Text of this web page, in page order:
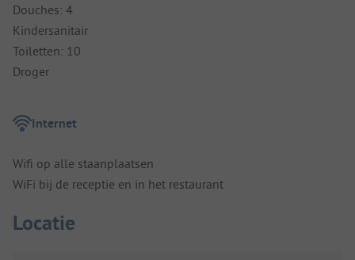
Douches: 4
Kindersanitair
Toiletten: 10
Droger
Internet
Wifi op alle staanplaatsen
WiFi bij de receptie en in het restaurant
Locatie